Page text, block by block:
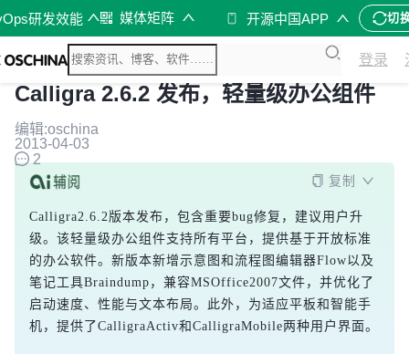
研发效能 媒体矩阵 开源中国APP 切
登录
Calligra 2.6.2 发布，轻量级办公组件
编辑:oschina
2013-04-03
2
复制
Calligra2.6.2版本发布，包含重要bug修复，建议用户升
级。该轻量级办公组件支持所有平台，提供基于开放标准
的办公软件。新版本新增示意图和流程图编辑器Flow以及
笔记工具Braindump，兼容MSOffice2007文件，并优化了
启动速度、性能与文本布局。此外，为适应平板和智能手
机，提供了CalligraActiv和CalligraMobile两种用户界面。